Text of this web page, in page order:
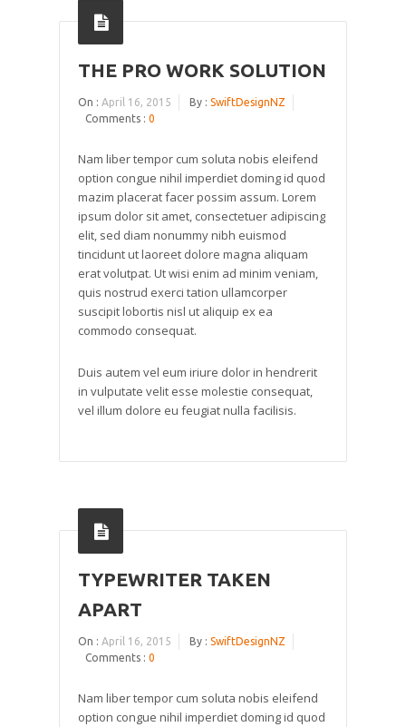
THE PRO WORK SOLUTION
On : April 16, 2015 By : SwiftDesignNZ
Comments : 0
Nam liber tempor cum soluta nobis eleifend
option congue nihil imperdiet doming id quod
mazim placerat facer possim assum. Lorem
ipsum dolor sit amet, consectetuer adipiscing
elit, sed diam nonummy nibh euismod
tincidunt ut laoreet dolore magna aliquam
erat volutpat. Ut wisi enim ad minim veniam,
quis nostrud exerci tation ullamcorper
suscipit lobortis nisl ut aliquip ex ea
commodo consequat.
Duis autem vel eum iriure dolor in hendrerit
in vulputate velit esse molestie consequat,
vel illum dolore eu feugiat nulla facilisis.
TYPEWRITER TAKEN
APART
On : April 16, 2015 By : SwiftDesignNZ
Comments : 0
Nam liber tempor cum soluta nobis eleifend
option congue nihil imperdiet doming id quod